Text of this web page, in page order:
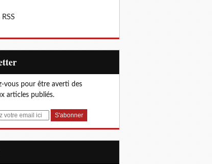
vous pour être averti des
articles publiés.